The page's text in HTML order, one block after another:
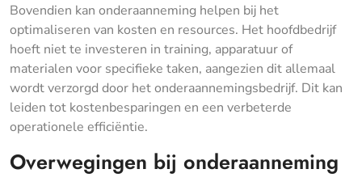
Bovendien kan onderaanneming helpen bij het
optimaliseren van kosten en resources. Het hoofdbedrijf
hoeft niet te investeren in training, apparatuur of
materialen voor specifieke taken, aangezien dit allemaal
wordt verzorgd door het onderaannemingsbedrijf. Dit kan
leiden tot kostenbesparingen en een verbeterde
operationele efficiëntie.
Overwegingen bij onderaanneming